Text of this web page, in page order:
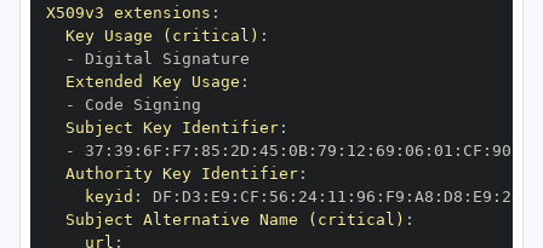
X509v3 extensions :
Key Usage (critical) :
-
Extended Key Usage :
-
Subject Key Identifier:
-
37 : 39 : 6F : F7 : 85 : 2D : 45 : 0B: 79 : 12 : 69 : 06 : 01 : CF : 90
Authority Key Identifier:
keyid : DF : D3 : E9 : CF : 56 : 24: 11 : 96 : F9 : A8 : D8 : E9 : 28
Subject Alternative Name (critical) :
url :